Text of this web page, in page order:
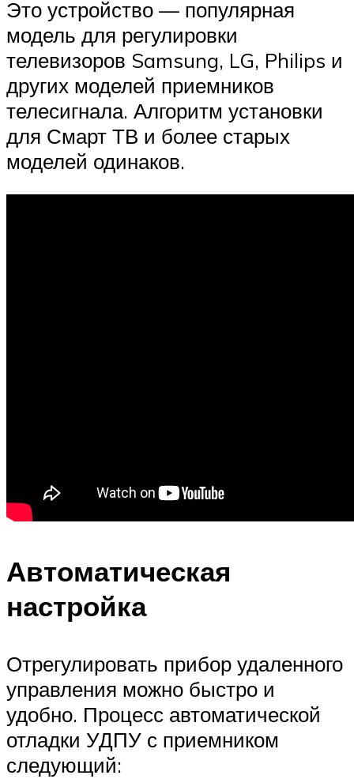
Это устройство — популярная
модель для регулировки
телевизоров Samsung, LG, Philips и
других моделей приемников
телесигнала. Алгоритм установки
для Смарт ТВ и более старых
моделей одинаков.
Автоматическая
настройка
Отрегулировать прибор удаленного
управления можно быстро и
удобно. Процесс автоматической
отладки УДПУ с приемником
следующий: